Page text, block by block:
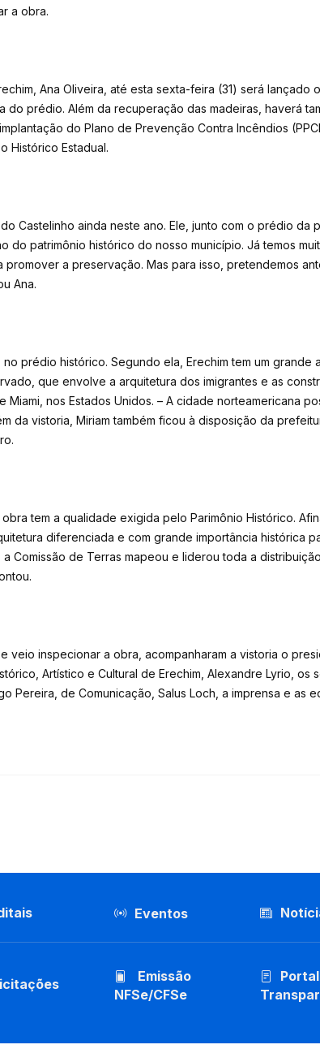
a obra.
Ana Oliveira, até esta sexta-feira (31) será lançado
do prédio. Além da recuperação das madeiras, haverá
do Plano de Prevenção Contra Incêndios
Histórico Estadual.
Castelinho ainda neste ano. Ele, junto com o prédio da
do patrimônio histórico do nosso município. Já temos
a preservação. Mas para isso, pretendemos
Ana.
prédio histórico. Segundo ela, Erechim tem um grande
que envolve a arquitetura dos imigrantes e as
nos Estados Unidos. – A cidade norteamericana
da vistoria, Miriam também ficou à disposição da
tem a qualidade exigida pelo Parimônio Histórico.
diferenciada e com grande importância histórica
Comissão de Terras mapeou e liderou toda a
veio inspecionar a obra, acompanharam a vistoria o
Artístico e Cultural de Erechim, Alexandre Lyrio, os
Pereira, de Comunicação, Salus Loch, a imprensa e as
Eventos
Emissão
NFSe/CFSe
Portal